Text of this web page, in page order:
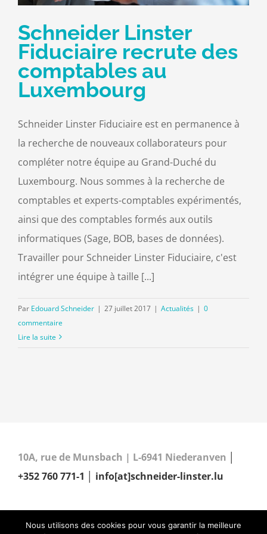
Schneider Linster
Fiduciaire recrute des
comptables au
Luxembourg
Schneider Linster Fiduciaire est en permanence à
la recherche de nouveaux collaborateurs pour
compléter notre équipe au Grand-Duché du
Luxembourg. Nous sommes à la recherche de
comptables et experts-comptables expérimentés,
ainsi que des comptables formés aux outils
informatiques (Sage, BOB, bases de données).
Travailler pour Schneider Linster Fiduciaire, c'est
intégrer une équipe à taille [...]
Par Edouard Schneider | 27 juillet 2017 | Actualités | 0
commentaire
Lire la suite
10A, rue de Munsbach | L-6941 Niederanven
+352 760 771-1 │ info[at]schneider-linster.lu
Nous utilisons des cookies pour vous garantir la meilleure